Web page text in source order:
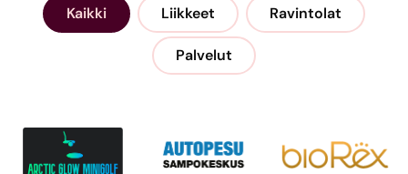
Kaikki Liikkeet Ravintolat
Palvelut